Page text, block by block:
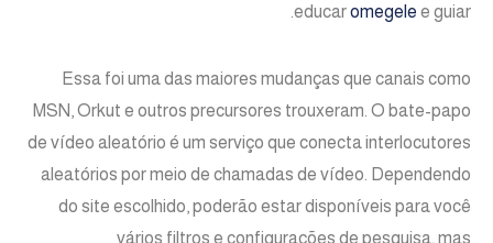
educaromegele e guiar.
Essa foi uma das maiores mudanças que canais como
MSN, Orkut e outros precursores trouxeram. O bate-papo
de vídeo aleatório é um serviço que conecta interlocutores
aleatórios por meio de chamadas de vídeo. Dependendo
do site escolhido, poderão estar disponíveis para você
vários filtros e configurações de pesquisa, mas